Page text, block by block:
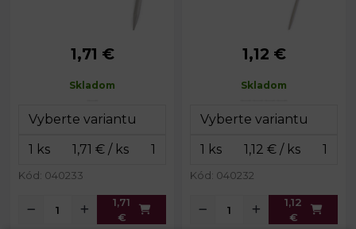
4,5; 5; 6; 7
Dĺžka lanka:
83 - 85 cm
Celková
dĺžka:
112 - 115 cm
1,71 €
Skladom
Kód: 040233
1,71
€
2,5; 3; 3,5; 4
Dĺžka lanka:
83 - 84 cm
Celková
dĺžka:
111 - 112 cm
1,12 €
Skladom
Kód: 040232
1,12
€